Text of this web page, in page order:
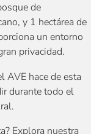
de
y 1 hectárea de
un entorno
privacidad.
AVE hace de esta
durante todo el
Explora nuestra